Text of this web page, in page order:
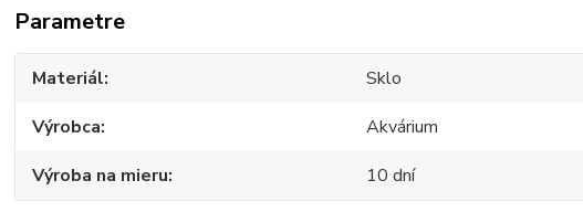
Parametre
Materiál
Sklo
Výrobca
Akvárium
Výroba na mieru
10 dní